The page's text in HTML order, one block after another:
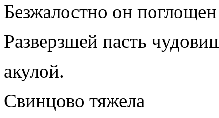
Безжалостно он поглощен
Разверзшей пасть
акулой.
Свинцово тяжела